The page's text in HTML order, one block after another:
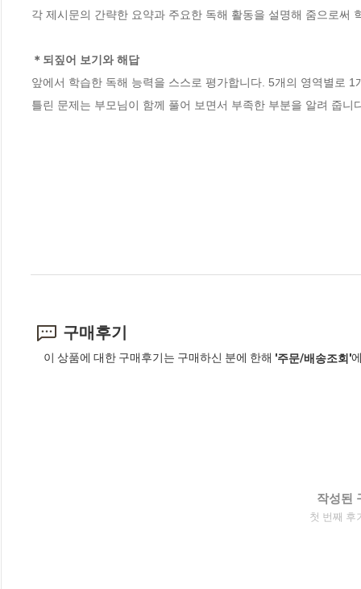
각 제시문의 간략한 요약과 주요한 독해 활동을 설명해 줌으로써
＊되짚어 보기와 해답
앞에서 학습한 독해 능력을 스스로 평가합니다. 5개의 영역별로
틀린 문제는 부모님이 함께 풀어 보면서 부족한 부분을 알려 줍니
구매후기
이 상품에 대한 구매후기는 구매하신 분에 한해 '주문/배송조회'
작성된
첫 번째 후